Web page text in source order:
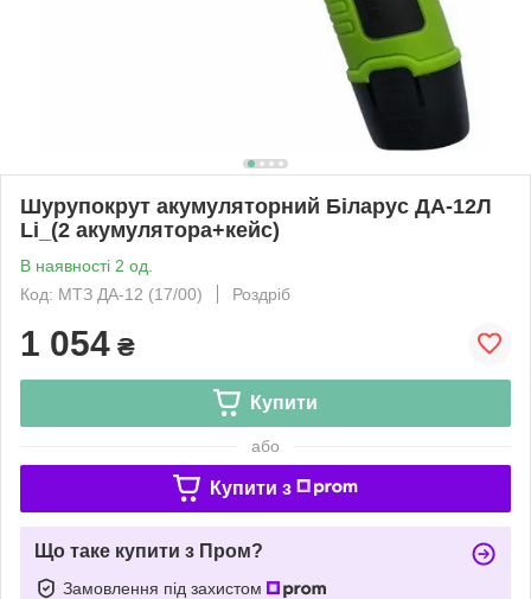
Шурупокрут акумуляторний Біларус ДА-12Л
Li_(2 акумулятора+кейс)
В наявності 2 од.
Код: МТЗ ДА-12 (17/00)
Роздріб
1 054 ₴
Купити
або
Купити з
Що таке купити з Пром?
Замовлення під захистом